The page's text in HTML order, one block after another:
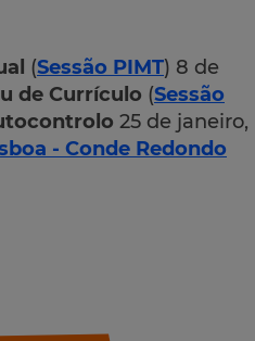
(Sessão PIMT) 8 de
de Currículo (Sessão
25 de janeiro,
- Conde Redondo